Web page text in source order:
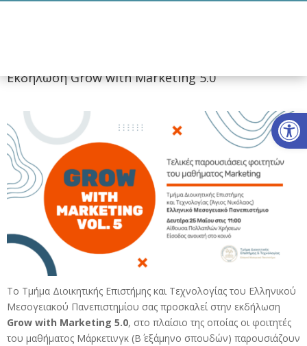
Εκδήλωση Grow with Marketing 5.0
Το Τμήμα Διοικητικής Επιστήμης και Τεχνολογίας του Ελληνικού
Μεσογειακού Πανεπιστημίου σας προσκαλεί στην εκδήλωση
Grow with Marketing 5.0, στο πλαίσιο της οποίας οι φοιτητές
του μαθήματος Μάρκετινγκ (Β΄ εξάμηνο σπουδών) παρουσιάζουν